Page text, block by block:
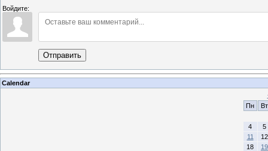
Войдите:
Отправить
Calendar
Пн
Вт
4
5
11
12
18
19